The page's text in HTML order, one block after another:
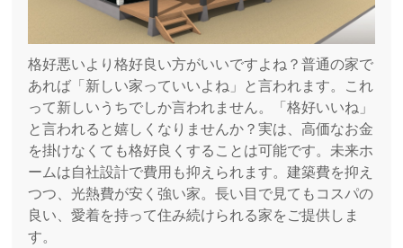
格好悪いより格好良い方がいいですよね？普通の家で
あれば「新しい家っていいよね」と言われます。これ
って新しいうちでしか言われません。「格好いいね」
と言われると嬉しくなりませんか？実は、高価なお金
を掛けなくても格好良くすることは可能です。未来ホ
ームは自社設計で費用も抑えられます。建築費を抑え
つつ、光熱費が安く強い家。長い目で見てもコスパの
良い、愛着を持って住み続けられる家をご提供しま
す。